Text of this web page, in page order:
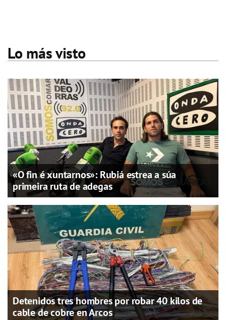
Lo más visto
«O fin é xuntarnos»: Rubiá estrea a súa
primeira ruta de adegas
Detenidos tres hombres por robar 40 kilos de
cable de cobre en Arcos